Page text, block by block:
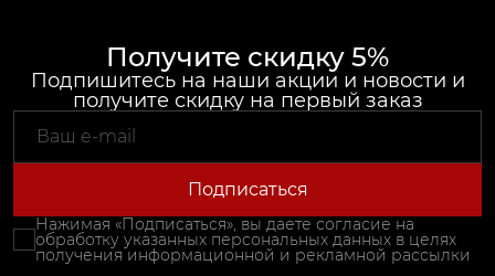
Получите скидку 5%
Подпишитесь на наши акции и новости и
получите скидку на первый заказ
Подписаться
Нажимая «Подписаться», вы даете согласие на
обработку указанных персональных данных в целях
получения информационной и рекламной рассылки